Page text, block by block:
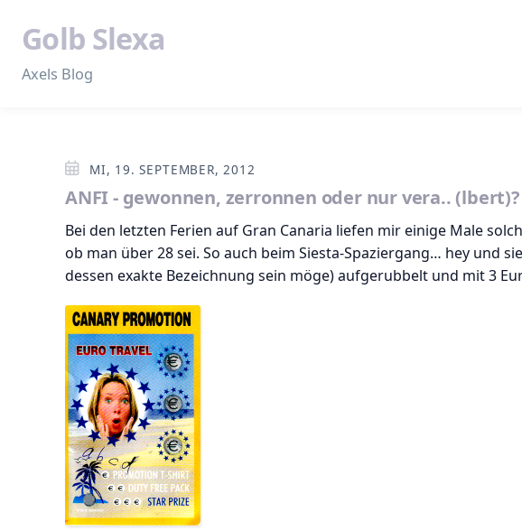
Golb Slexa
Axels Blog
MI, 19. SEPTEMBER, 2012
ANFI - gewonnen, zerronnen oder nur vera.. (lbert)?
Bei den letzten Ferien auf Gran Canaria liefen mir einige Male
ob man über 28 sei. So auch beim Siesta-Spaziergang… hey und
dessen exakte Bezeichnung sein möge) aufgerubbelt und mit 3